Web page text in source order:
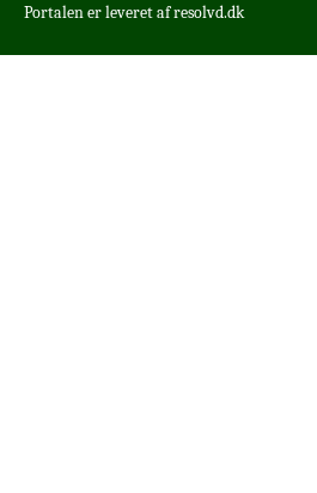
Portalen er leveret afresolvd.dk